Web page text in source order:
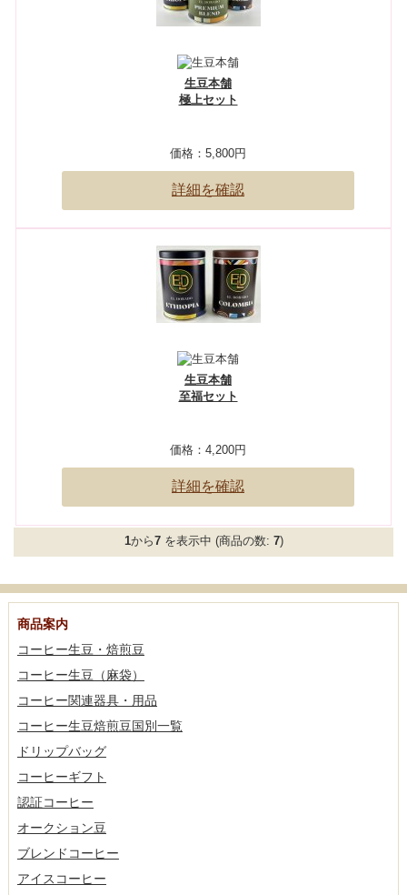
生豆本舗
極上セット
価格： 5,800円
詳細を確認
生豆本舗
至福セット
価格： 4,200円
詳細を確認
1から7を表示中 (商品の数: 7)
商品案内
コーヒー生豆・焙煎豆
コーヒー生豆（麻袋）
コーヒー関連器具・用品
コーヒー生豆焙煎豆国別一覧
ドリップバッグ
コーヒーギフト
認証コーヒー
オークション豆
ブレンドコーヒー
アイスコーヒー